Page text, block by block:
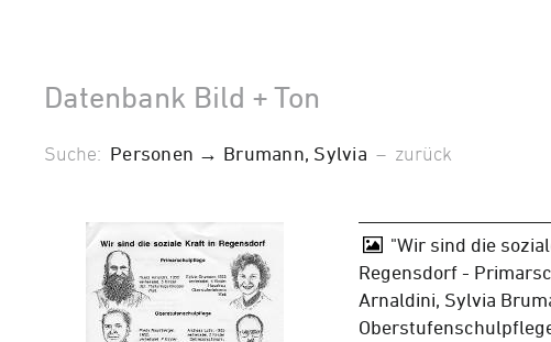
Datenbank Bild + Ton
Suche: Personen → Brumann, Sylvia – zurück
"Wir sind die
Regensdorf -
Arnaldini, Sylvia